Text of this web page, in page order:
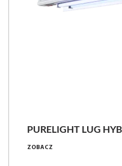
PURELIGHT LUG
ZOBACZ